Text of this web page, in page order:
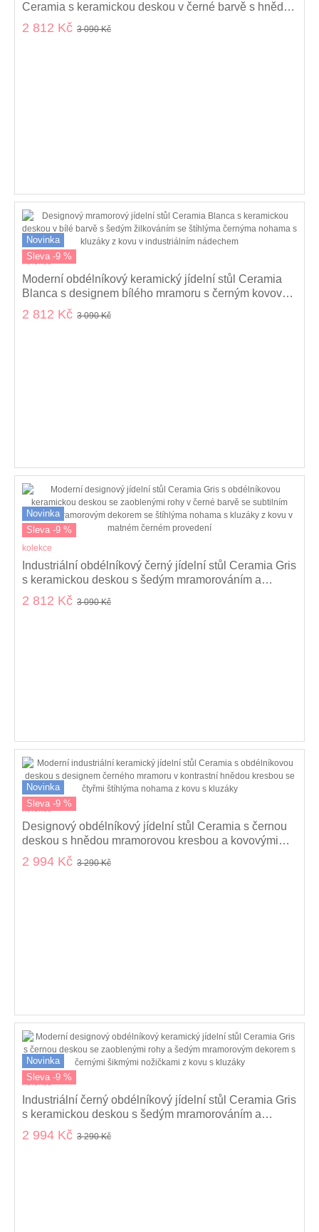
Ceramia s keramickou deskou v černé barvě s hnědou
kresbou 120 cm
2 812 Kč 3 090 Kč
Novinka
Sleva -9 %
kolekce
Moderní obdélníkový keramický jídelní stůl Ceramia
Blanca s designem bílého mramoru s černým kovovým
nohama 120 cm
2 812 Kč 3 090 Kč
Novinka
Sleva -9 %
kolekce
Industriální obdélníkový černý jídelní stůl Ceramia Gris
s keramickou deskou s šedým mramorováním a
kovovými nohami 120 cm
2 812 Kč 3 090 Kč
Novinka
Sleva -9 %
kolekce
Designový obdélníkový jídelní stůl Ceramia s černou
deskou s hnědou mramorovou kresbou a kovovými
nohama 140 cm
2 994 Kč 3 290 Kč
Novinka
Sleva -9 %
kolekce
Industriální černý obdélníkový jídelní stůl Ceramia Gris
s keramickou deskou s šedým mramorováním a
kovovými nohama 140 cm
2 994 Kč 3 290 Kč